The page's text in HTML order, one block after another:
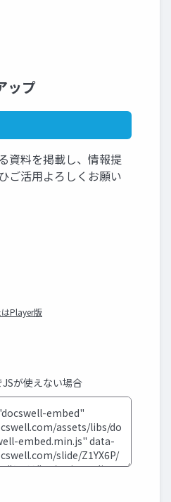
ップ
資料を掲載し、情報提
ご活用よろしくお願い
はPlayer版
JSが使えない場合